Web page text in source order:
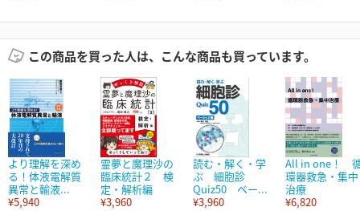
この商品を買った人は、こんな商品も買っています。
より理解を深め
る！体液電解質
異常と輸液...
¥5,940
霊夢と魔理沙の
臨床統計２ 検
定・解析編
¥3,960
読む・解く・学
ぶ 細胞診
Quiz50 ベー...
¥3,960
All in one！
環器救急・集中
治療
¥6,820